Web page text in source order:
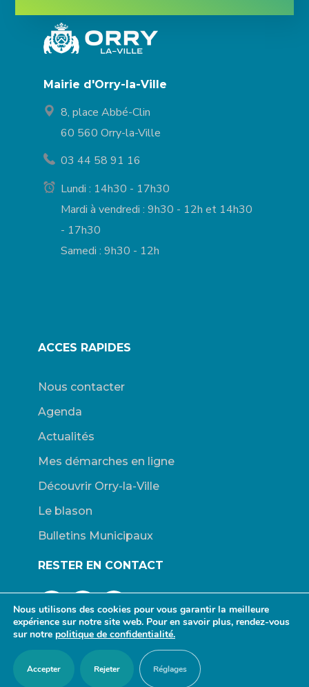
Mairie d'Orry-la-Ville
8, place Abbé-Clin
60 560 Orry-la-Ville
03 44 58 91 16
Lundi : 14h30 - 17h30
Mardi à vendredi : 9h30 - 12h et 14h30
- 17h30
Samedi : 9h30 - 12h
ACCES RAPIDES
Nous contacter
Agenda
Actualités
Mes démarches en ligne
Découvrir Orry-la-Ville
Le blason
Bulletins Municipaux
RESTER EN CONTACT
Connexion Mentions légales
propulsé par Wordpress. | Design :
Nous utilisons des cookies pour vous garantir la meilleure
expérience sur notre site web. Pour en savoir plus, rendez-vous
sur notre politique de confidentialité.
Accepter Rejeter Réglages